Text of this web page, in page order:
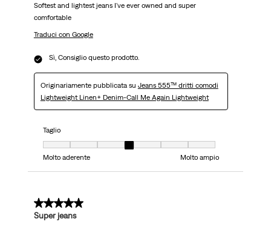
Softest and lightest jeans I've ever owned and super
comfortable
Traduci con Google
Sì, Consiglio questo prodotto.
Originariamente pubblicata su Jeans 555™ dritti comodi
Lightweight Linen+ Denim-Call Me Again Lightweight
Taglio
Taglio, 4 su 7, dove 1 è uguale a Molto aderente e 7 è uguale a Molto
Molto aderente
Molto ampio
5 su 5 stelle.
Super jeans